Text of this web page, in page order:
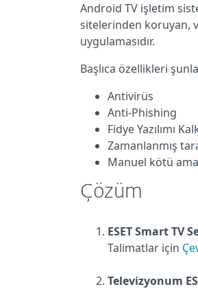
Android TV işletim
sitelerinden koruyan,
uygulamasıdır.
Başlıca özellikleri
Antivirüs
Anti-Phishing
Fidye Yazılımı
Zamanlanmış
Manuel kötü
Çözüm
ESET Smart TV
Talimatlar için
Televizyonum